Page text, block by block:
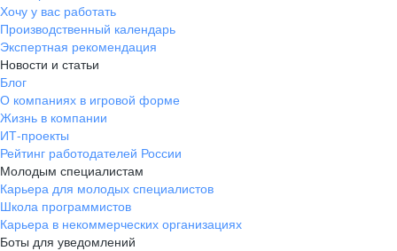
Хочу у вас работать
Производственный календарь
Экспертная рекомендация
Новости и статьи
Блог
О компаниях в игровой форме
Жизнь в компании
ИТ-проекты
Рейтинг работодателей России
Молодым специалистам
Карьера для молодых специалистов
Школа программистов
Карьера в некоммерческих организациях
Боты для уведомлений